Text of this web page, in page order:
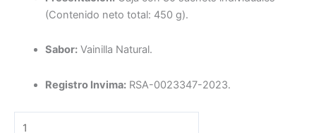
(Contenido neto total: 450 g).
Sabor:Vainilla Natural.
Registro Invima:RSA-0023347-2023.